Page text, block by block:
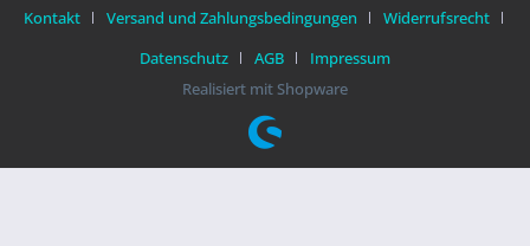
Kontakt
Versand und Zahlungsbedingungen
Widerrufsrecht
Datenschutz
AGB
Impressum
Realisiert mit Shopware